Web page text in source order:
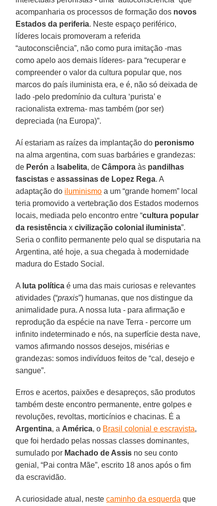
acompanharia os processos de formação dos novos
Estados da periferia. Neste espaço periférico,
líderes locais promoveram a referida
“autoconsciência”, não como pura imitação -mas
como apelo aos demais líderes- para “recuperar e
compreender o valor da cultura popular que, nos
marcos do país iluminista era, e é, não só deixada de
lado -pelo predomínio da cultura ‘purista’ e
racionalista extrema- mas também (por ser)
depreciada (na Europa)”.
Aí estariam as raízes da implantação do peronismo
na alma argentina, com suas barbáries e grandezas:
de Perón a Isabelita, deCâmpora às pandilhas
fascistas eassassinas de Lopez Rega. A
adaptação do iluminismo a um “grande homem” local
teria promovido a vertebração dos Estados modernos
locais, mediada pelo encontro entre “cultura popular
da resistência xcivilização colonial iluminista”.
Seria o conflito permanente pelo qual se disputaria na
Argentina, até hoje, a sua chegada à modernidade
madura do Estado Social.
A luta política é uma das mais curiosas e relevantes
atividades (“praxis”) humanas, que nos distingue da
animalidade pura. A nossa luta - para afirmação e
reprodução da espécie na nave Terra - percorre um
infinito indeterminado e nós, na superfície desta nave,
vamos afirmando nossos desejos, misérias e
grandezas: somos indivíduos feitos de “cal, desejo e
sangue”.
Erros e acertos, paixões e desapreços, são produtos
também deste encontro permanente, entre golpes e
revoluções, revoltas, morticínios e chacinas. É a
Argentina, a América, o Brasil colonial e escravista,
que foi herdado pelas nossas classes dominantes,
sumulado por Machado de Assis no seu conto
genial, “Pai contra Mãe”, escrito 18 anos após o fim
da escravidão.
A curiosidade atual, nestecaminho da esquerda que